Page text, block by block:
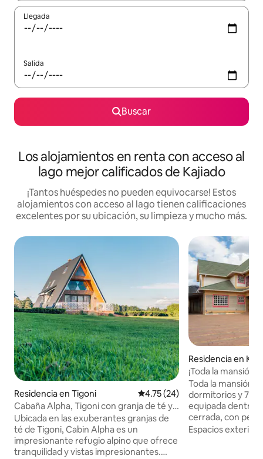
Llegada
Salida
Buscar
Los alojamientos en renta con acceso al
lago mejor calificados de Kajiado
¡Tantos huéspedes no pueden equivocarse! Estos
alojamientos con acceso al lago tienen calificaciones
excelentes por su ubicación, su limpieza y mucho más.
Residencia en Tigoni Calificación promedio: 4.75 de
4.75 (24)
Cabaña Alpha, Tigoni con granja de té y
vistas al bosque
Ubicada en las exuberantes granjas de
té de Tigoni, Cabin Alpha es un
impresionante refugio alpino que ofrece
tranquilidad y vistas impresionantes.
Residencia en
¡Toda la mansión
Toda la mansión
dormitorios y 7
equipada dentro
cerrada, con
24 horas, 7 días a
Espacios